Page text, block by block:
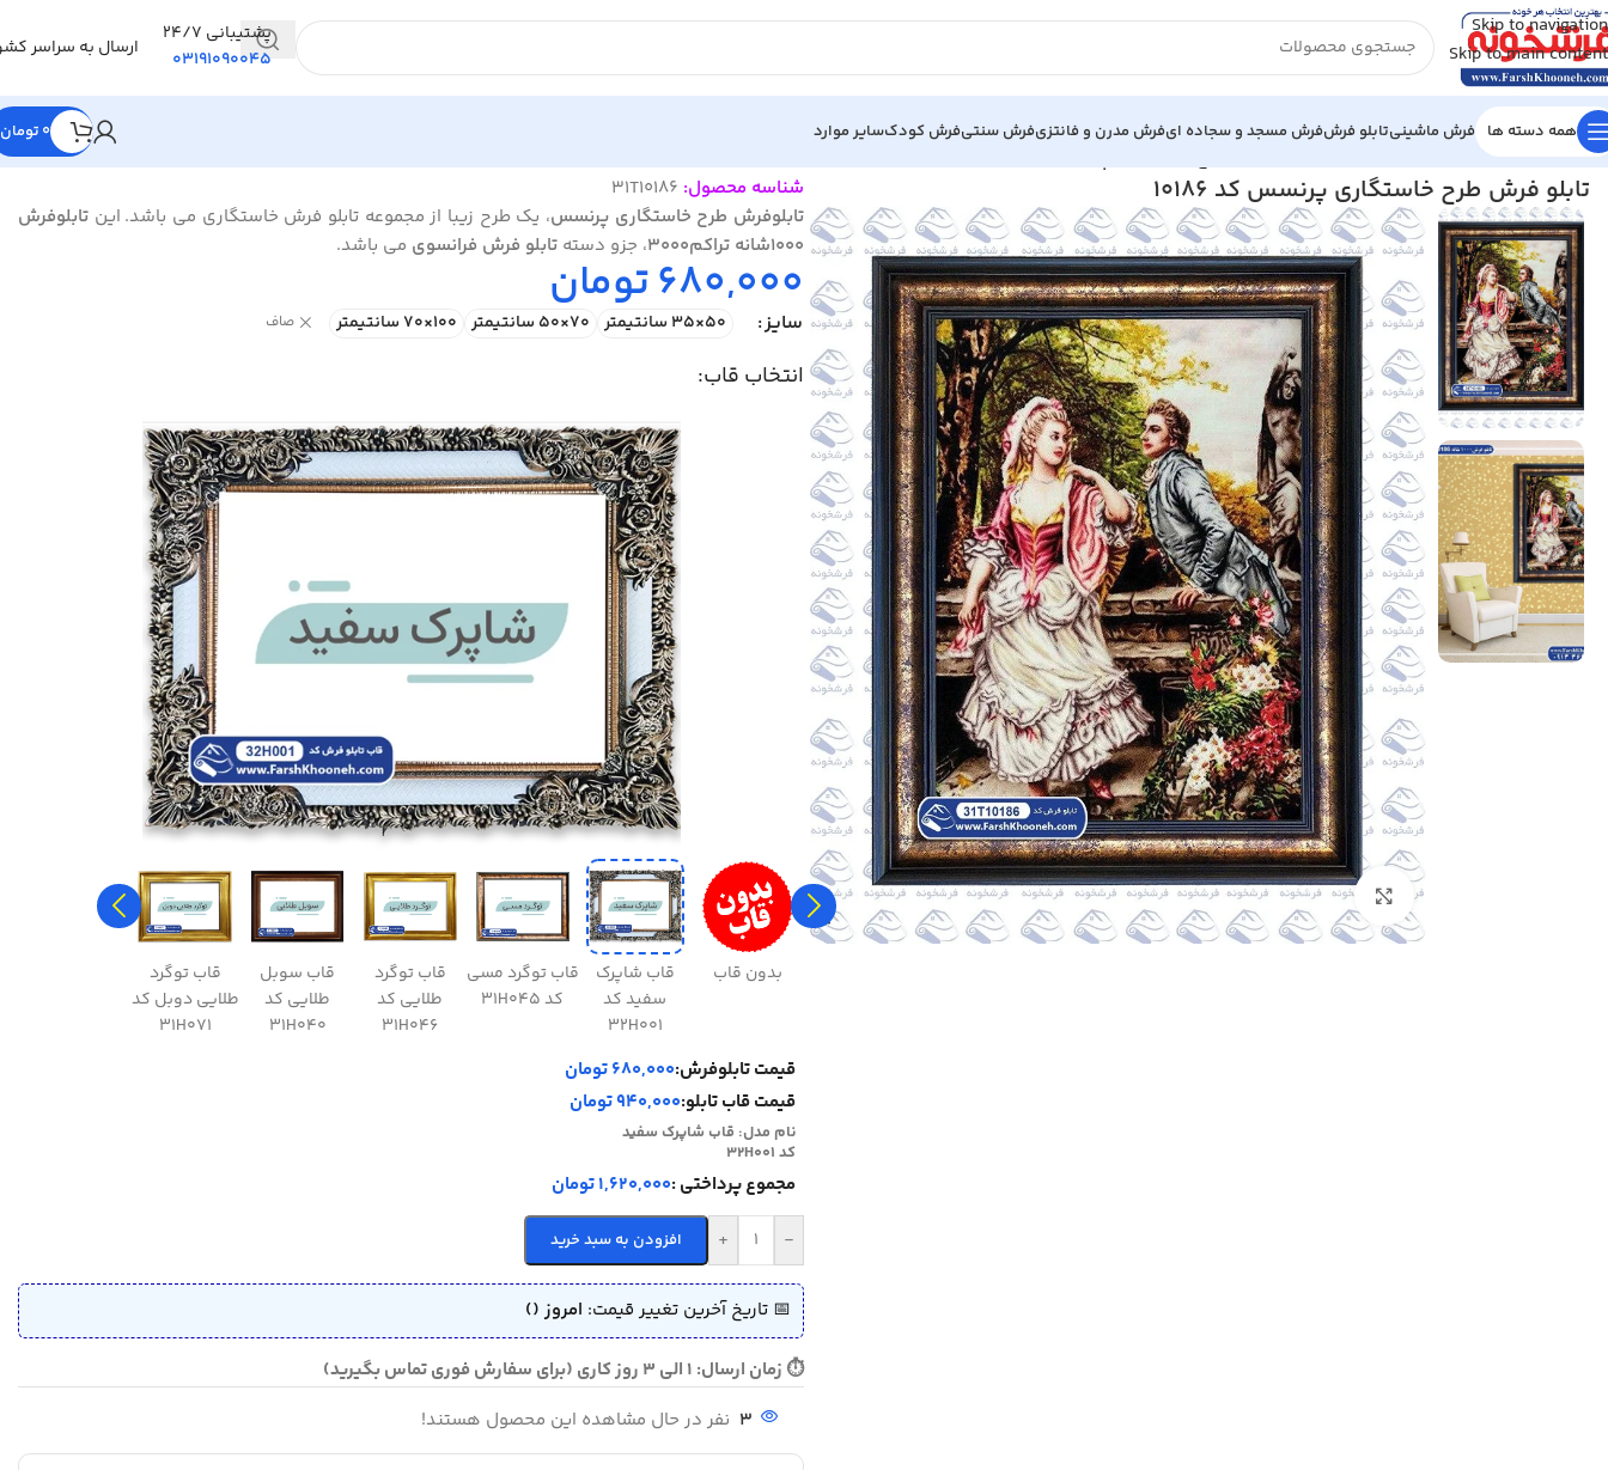
Skip to navigation
Skip to main content
پشتیبانی 24/7
03191090045
ارسال به سراسر
همه دسته ها فرش ماشینیتابلو فرشفرش مسجد و سجاده ایفرش مدرن و فانتزیفرش سنتیفرش کودکسایر موارد 0 تومان
خانه/تابلو فرش
تابلو فرش طرح خاستگاری پرنسس کد 10186
بزرگنمایی تصویر
شناسه محصول: 31T10186
تابلوفرش طرح خاستگاری پرنسس، یک طرح زیبا از مجموعه تابلو فرش خاستگاری می باشد. این تابلوفرش
1000شانه تراکم3000
، جزو دسته تابلو فرش فرانسوی می باشد.
680,000تومان
سایز 50×35 سانتیمتر 70×50 سانتیمتر 100×70 سانتیمتر صاف
انتخاب قاب:
بدون قاب
قاب شاپرک
سفید کد
32H001
قاب توگرد مسی
کد 31H045
قاب توگرد
طلایی کد
31H046
قاب سوبل
طلایی کد
31H040
قاب توگرد
طلایی دوبل کد
31H071
قیمت تابلوفرش:680,000 تومان
قیمت قاب تابلو:940,000 تومان
نام مدل: قاب شاپرک سفید
کد 32H001
مجموع پرداختی :1,620,000 تومان
-
+ افزودن به سبد خرید
📅 تاریخ آخرین تغییر قیمت: امروز ()
⏱ زمان ارسال: 1 الی 3 روز کاری (برای سفارش فوری تماس بگیرید)
3 نفر در حال مشاهده این محصول هستند!